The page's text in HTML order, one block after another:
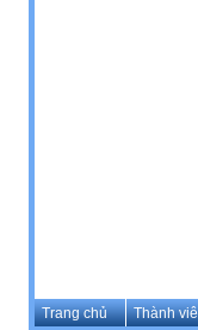
Trang chủ Thành